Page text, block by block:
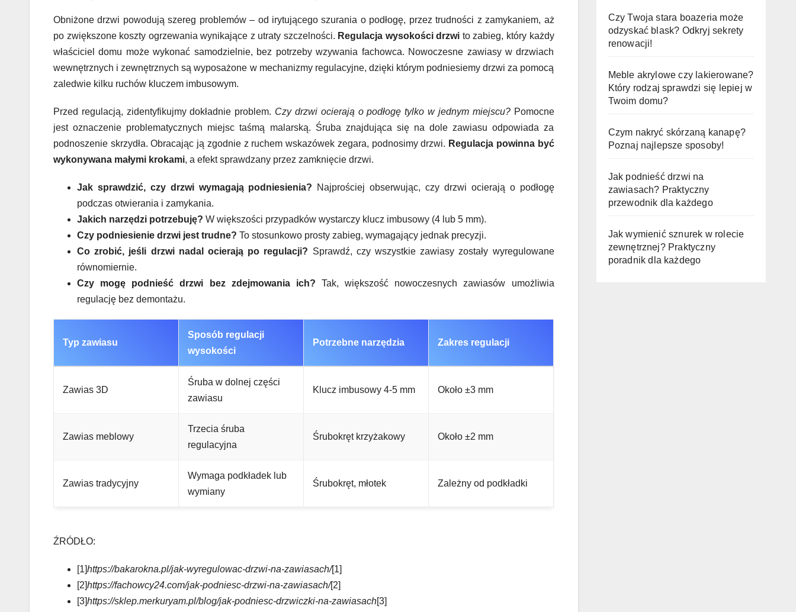
Obniżone drzwi powodują szereg problemów – od irytującego szurania o podłogę, przez trudności z zamykaniem, aż
po zwiększone koszty ogrzewania wynikające z utraty szczelności. Regulacja wysokości drzwi to zabieg, który każdy
właściciel domu może wykonać samodzielnie, bez potrzeby wzywania fachowca. Nowoczesne zawiasy w drzwiach
wewnętrznych i zewnętrznych są wyposażone w mechanizmy regulacyjne, dzięki którym podniesiemy drzwi za pomocą
zaledwie kilku ruchów kluczem imbusowym.
Przed regulacją, zidentyfikujmy dokładnie problem. Czy drzwi ocierają o podłogę tylko w jednym miejscu?Pomocne
jest oznaczenie problematycznych miejsc taśmą malarską. Śruba znajdująca się na dole zawiasu odpowiada za
podnoszenie skrzydła. Obracając ją zgodnie z ruchem wskazówek zegara, podnosimy drzwi. Regulacja powinna być
wykonywana małymi krokami, a efekt sprawdzany przez zamknięcie drzwi.
Jak sprawdzić, czy drzwi wymagają podniesienia? Najprościej obserwując, czy drzwi ocierają o podłogę
podczas otwierania i zamykania.
Jakich narzędzi potrzebuję? W większości przypadków wystarczy klucz imbusowy (4 lub 5 mm).
Czy podniesienie drzwi jest trudne? To stosunkowo prosty zabieg, wymagający jednak precyzji.
Co zrobić, jeśli drzwi nadal ocierają po regulacji? Sprawdź, czy wszystkie zawiasy zostały wyregulowane
równomiernie.
Czy mogę podnieść drzwi bez zdejmowania ich? Tak, większość nowoczesnych zawiasów umożliwia
regulację bez demontażu.
Typ zawiasu
Sposób regulacji
wysokości
Potrzebne narzędzia Zakres regulacji
Zawias 3D
Śruba w dolnej części
zawiasu
Klucz imbusowy 4-5 mm Około ±3 mm
Zawias meblowy
Trzecia śruba
regulacyjna
Śrubokręt krzyżakowy Około ±2 mm
Zawias tradycyjny
Wymaga podkładek lub
wymiany
Śrubokręt, młotek Zależny od podkładki
ŹRÓDŁO:
[1]https://bakarokna.pl/jak-wyregulowac-drzwi-na-zawiasach/[1]
[2]https://fachowcy24.com/jak-podniesc-drzwi-na-zawiasach/[2]
[3]https://sklep.merkuryam.pl/blog/jak-podniesc-drzwiczki-na-zawiasach[3]
Czy Twoja stara boazeria może
odzyskać blask? Odkryj sekrety
renowacji!
Meble akrylowe czy lakierowane?
Który rodzaj sprawdzi się lepiej w
Twoim domu?
Czym nakryć skórzaną kanapę?
Poznaj najlepsze sposoby!
Jak podnieść drzwi na
zawiasach? Praktyczny
przewodnik dla każdego
Jak wymienić sznurek w rolecie
zewnętrznej? Praktyczny
poradnik dla każdego